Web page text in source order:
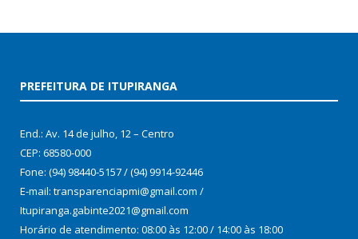
PREFEITURA DE ITUPIRANGA
End.: Av. 14 de julho, 12 – Centro
CEP: 68580-000
Fone: (94) 98440-5157 / (94) 9914-92446
E-mail: transparenciapmi@gmail.com /
Itupiranga.gabinte2021@gmail.com
Horário de atendimento: 08:00 às 12:00 / 14:00 às 18:00